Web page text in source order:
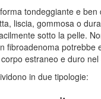
tondeggiante e ben
liscia, gommosa o
sotto la pelle.
fibroadenoma potrebbe
estraneo e duro nel
in due tipologie: